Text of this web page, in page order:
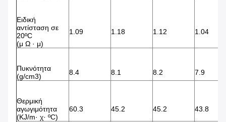
Ειδική
αντίσταση σε
20ºC
(μ Ω · μ)
1.09 1.18 1.12 1.04
Πυκνότητα
(g/cm3)
8.4 8.1 8.2 7.9
Θερμική
αγωγιμότητα
(KJ/m· χ· ºC)
60.3 45.2 45.2 43.8